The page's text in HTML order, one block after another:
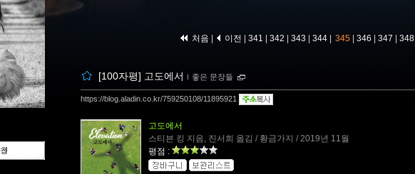
처음 이전 341 342 343 344 345 346 347 348
[100자평] 고도에서 ｌ 좋은 문장들
https://blog.aladin.co.kr/759250108/11895921
고도에서
스티븐 킹 지음, 진서희 옮김 / 황금가지 / 2019년 11월
평점 :